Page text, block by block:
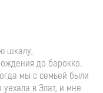
шкалу,
до барокко.
мы с семьей были
в Элат, и мне